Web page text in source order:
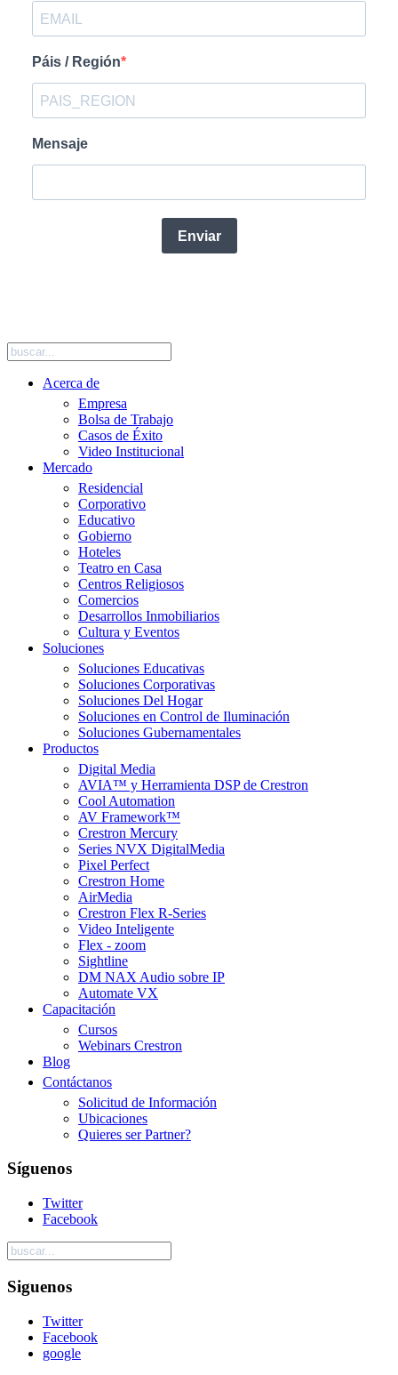
Páis / Región
Mensaje
Enviar
Acerca de
Empresa
Bolsa de Trabajo
Casos de Éxito
Video Institucional
Mercado
Residencial
Corporativo
Educativo
Gobierno
Hoteles
Teatro en Casa
Centros Religiosos
Comercios
Desarrollos Inmobiliarios
Cultura y Eventos
Soluciones
Soluciones Educativas
Soluciones Corporativas
Soluciones Del Hogar
Soluciones en Control de Iluminación
Soluciones Gubernamentales
Productos
Digital Media
AVIA™ y Herramienta DSP de Crestron
Cool Automation
AV Framework™
Crestron Mercury
Series NVX DigitalMedia
Pixel Perfect
Crestron Home
AirMedia
Crestron Flex R-Series
Video Inteligente
Flex - zoom
Sightline
DM NAX Audio sobre IP
Automate VX
Capacitación
Cursos
Webinars Crestron
Blog
Contáctanos
Solicitud de Información
Ubicaciones
Quieres ser Partner?
Síguenos
Twitter
Facebook
Siguenos
Twitter
Facebook
google